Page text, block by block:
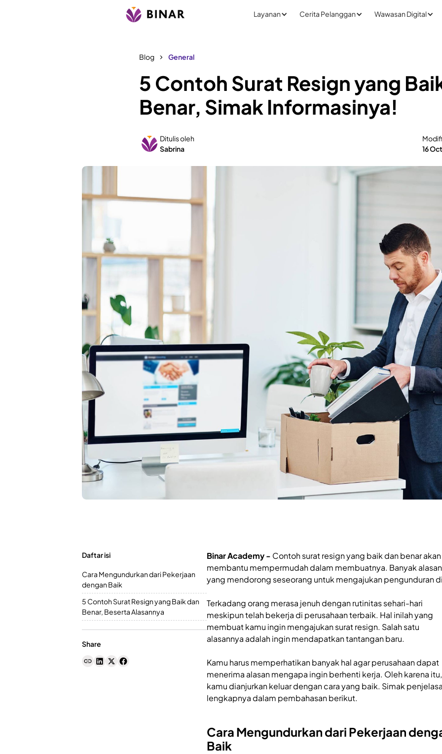
Layanan Cerita Pelanggan Wawasan Digital
Blog General
5 Contoh Surat Resign yang
Benar, Simak Informasinya!
Ditulis oleh
Sabrina
16
Daftar isi
Cara Mengundurkan dari Pekerjaan
dengan Baik
5 Contoh Surat Resign yang Baik dan
Benar, Beserta Alasannya
Share
Binar Academy - Contoh surat resign yang baik dan benar akan
membantu mempermudah dalam membuatnya. Banyak alasan
yang mendorong seseorang untuk mengajukan pengunduran
Terkadang orang merasa jenuh dengan rutinitas sehari-hari
meskipun telah bekerja di perusahaan terbaik. Hal inilah yang
membuat kamu ingin mengajukan surat resign. Salah satu
alasannya adalah ingin mendapatkan tantangan baru.
Kamu harus memperhatikan banyak hal agar perusahaan dapat
menerima alasan mengapa ingin berhenti kerja. Oleh karena itu,
kamu dianjurkan keluar dengan cara yang baik. Simak
lengkapnya dalam pembahasan berikut.
Cara Mengundurkan dari Pekerjaan
Baik